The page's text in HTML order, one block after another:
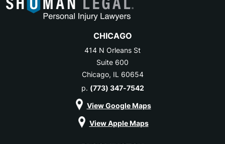
CHICAGO
414 N Orleans St
Suite 600
Chicago, IL 60654
p. (773) 347-7542
View Google Maps
View Apple Maps